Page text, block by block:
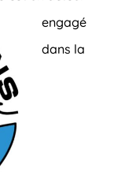
engagé
dans la